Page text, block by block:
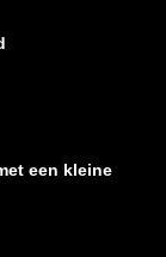
een kleine